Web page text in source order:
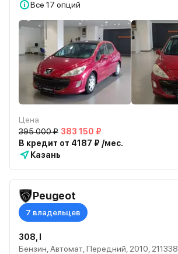
Все 17 опций
Цена
395 000 ₽ 383 150 ₽
В кредит от 4187 ₽ /мес.
Казань
Peugeot
7 владельцев
308, I
Бензин, Автомат, Передний, 2010, 211338